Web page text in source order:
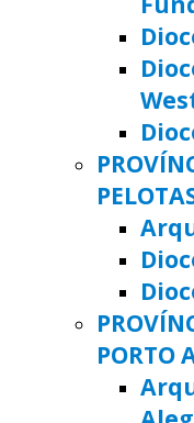
PORTO